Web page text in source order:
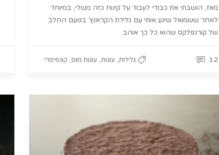
מאז, הושבתי את כבודי לעבוד על קינוח כזה משלי, במיוחד
לאחר ששמואל שיגע אותי עם גלידת הקראנץ’ בטעם החלב
של קורנפלקס שהוא כל כך אוהב.
גלידות, עוגות, עוגות מוס, קונפיסרי 12